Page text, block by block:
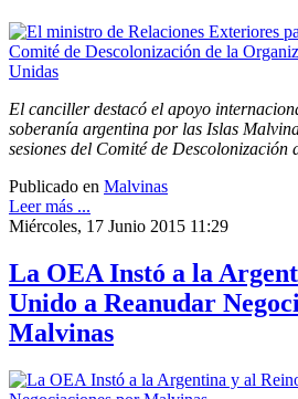
El canciller destacó el apoyo
soberanía argentina por las Islas
sesiones del Comité de Descolonización
Publicado en Malvinas
Leer más ...
Miércoles, 17 Junio 2015 11:29
La OEA Instó a la
Unido a Reanudar
Malvinas